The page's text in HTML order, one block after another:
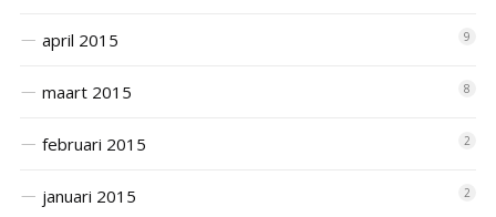
april 2015 9
maart 2015 8
februari 2015 2
januari 2015 2